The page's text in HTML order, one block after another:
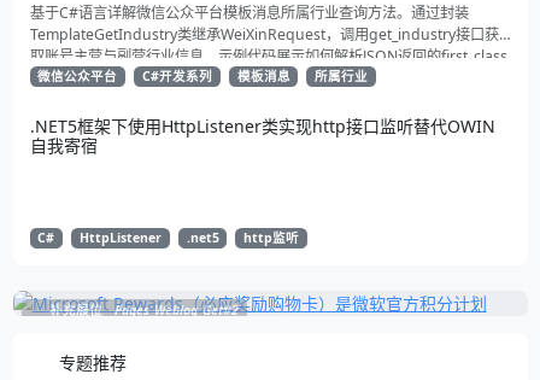
基于C#语言详解微信公众平台模板消息所属行业查询方法。通过封装
TemplateGetIndustry类继承WeiXinRequest，调用get_industry接口获
取账号主营与副营行业信息。示例代码展示如何解析JSON返回的first_class
与second_class数据，为开发者提供合规通知场景开发支持
微信公众平台 C#开发系列 模板消息 所属行业
.NET5框架下使用HttpListener类实现http接口监听替代OWIN
自我寄宿
C# HttpListener .net5 http监听
补充展位 Pages_Weblog_Get#2
专题推荐